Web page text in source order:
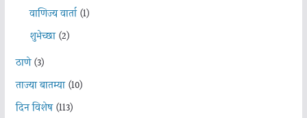
वाणिज्य वार्ता(1)
शुभेच्छा(2)
ठाणे(3)
ताज्या बातम्या(10)
दिन विशेष(113)